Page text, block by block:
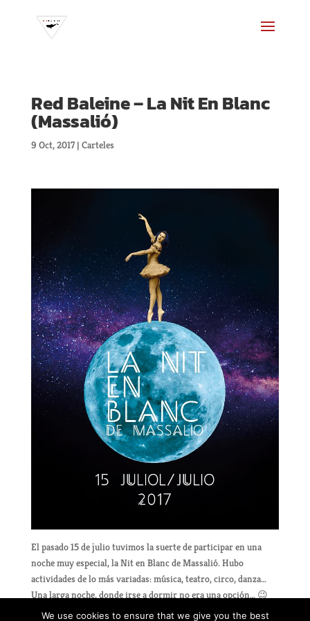
Red Baleine – La Nit En Blanc
(Massalió)
9 Oct, 2017| Carteles
El pasado 15 de julio tuvimos la suerte de participar en una
noche muy especial, la Nit en Blanc de Massalió. Hubo
actividades de lo más variadas: música, teatro, circo, danza…
Una larga noche, donde irse a dormir no era una opción… 😉
We use cookies to ensure that we give you the best